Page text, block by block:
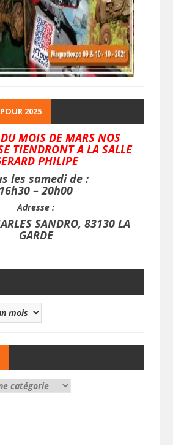
2025
MOIS DE MARS NOS
TIENDRONT A LA SALLE
PHILIPE
les samedi de :
16h30 – 20h00
Adresse :
SANDRO, 83130 LA
GARDE